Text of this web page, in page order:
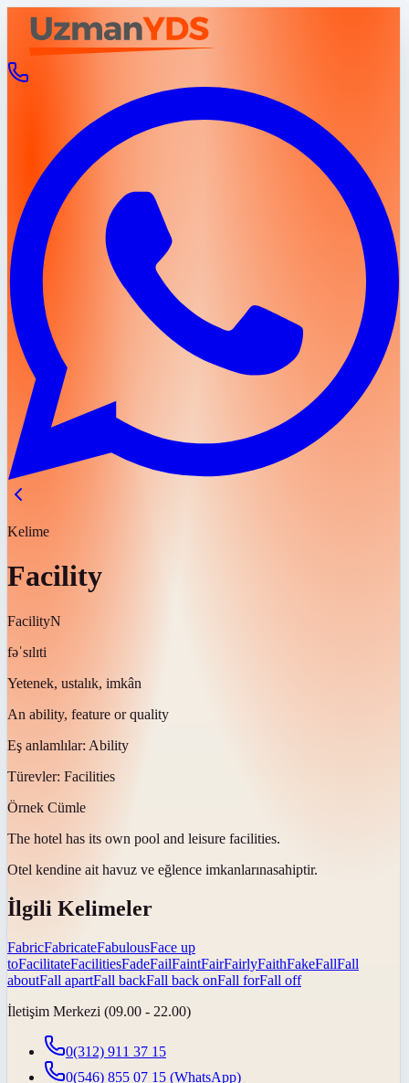
Kelime
Facility
FacilityN
fəˈsɪlɪti
Yetenek, ustalık, imkân
An ability, feature or quality
Eş anlamlılar: Ability
Türevler: Facilities
Örnek Cümle
The hotel has its own pool and leisure facilities.
Otel kendine ait havuz ve eğlence imkanlarınasahiptir.
İlgili Kelimeler
FabricFabricateFabulousFace up
toFacilitateFacilitiesFadeFailFaintFairFairlyFaithFakeFallFall
aboutFall apartFall backFall back onFall forFall off
İletişim Merkezi (09.00 - 22.00)
0(312) 911 37 15
0(546) 855 07 15 (WhatsApp)